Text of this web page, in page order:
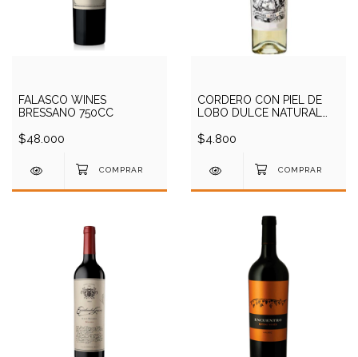
FALASCO WINES
BRESSANO 750CC
$48.000
CORDERO CON PIEL DE
LOBO DULCE NATURAL
$4.800